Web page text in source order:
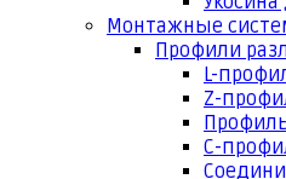
Монтажные
Профили
L-
Z-
С-